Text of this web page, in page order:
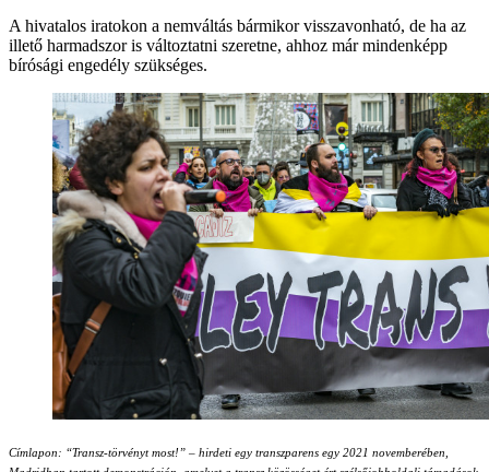
A hivatalos iratokon a nemváltás bármikor visszavonható, de ha az
illető harmadszor is változtatni szeretne, ahhoz már mindenképp
bírósági engedély szükséges.
Címlapon: “Transz-törvényt most!” – hirdeti egy transzparens egy 2021 novemberében,